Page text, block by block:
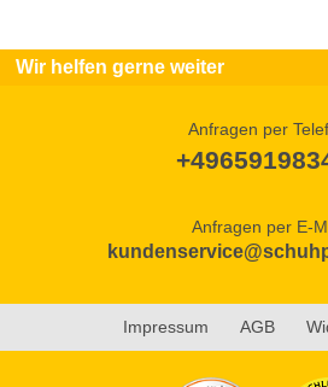
Wir helfen gerne weiter
Anfragen per
Anfragen per E-
Impressum AGB